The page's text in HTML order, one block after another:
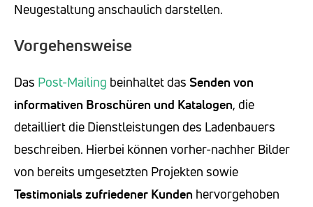
Neugestaltung anschaulich darstellen.
Vorgehensweise
Das Post-Mailing beinhaltet das Senden von
informativen Broschüren und Katalogen, die
detailliert die Dienstleistungen des Ladenbauers
beschreiben. Hierbei können vorher-nachher Bilder
von bereits umgesetzten Projekten sowie
Testimonials zufriedener Kunden hervorgehoben